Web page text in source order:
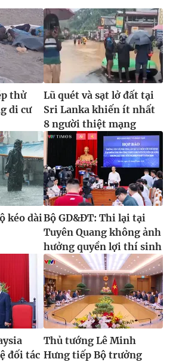
thử
di cư
Lũ quét và sạt lở đất tại
Sri Lanka khiến ít nhất
8 người thiệt mạng
kéo dàiBộ GD&ĐT: Thi lại tại
Tuyên Quang không ảnh
hưởng quyền lợi thí sinh
đối tác
Thủ tướng Lê Minh
Hưng tiếp Bộ trưởng